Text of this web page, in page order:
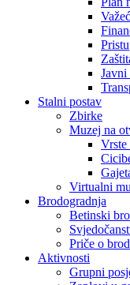
Stalni postav
Zbirke
Muzej na
Vrste
Virtualni
Brodogradnja
Betinski
Priče o
Aktivnosti
Grupni